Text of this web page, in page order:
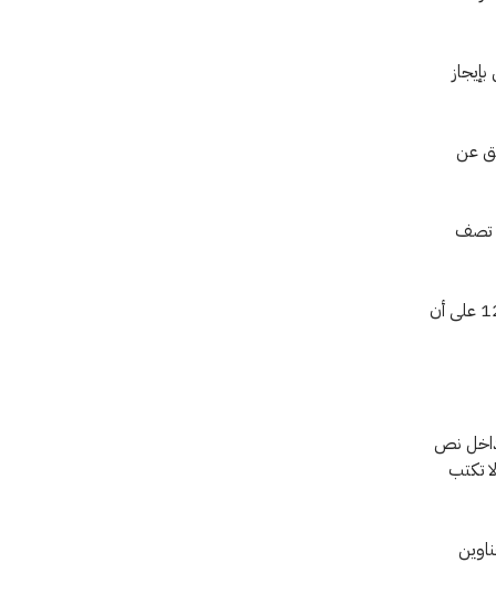
100 كلمة) يعرض بإيجاز
عن
تصف
• الخط: يجب تسليم نص المقال في نسق برنامج Word خط 12pt Times New Roman على أن
داخل نص
تكتب